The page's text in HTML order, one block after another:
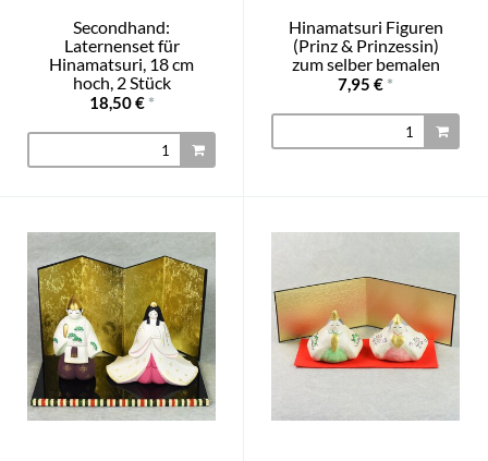
Secondhand:
Laternenset für
Hinamatsuri, 18 cm
hoch, 2 Stück
18,50 € *
Hinamatsuri Figuren
(Prinz & Prinzessin)
zum selber bemalen
7,95 € *